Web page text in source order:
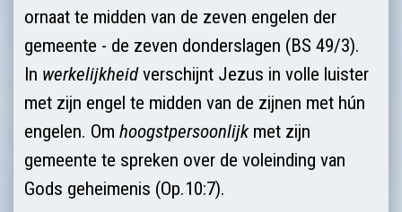
ornaat te midden van de zeven engelen der
gemeente - de zeven donderslagen (BS 49/3).
In werkelijkheidverschijnt Jezus in volle luister
met zijn engel te midden van de zijnen met hún
engelen. Om hoogstpersoonlijkmet zijn
gemeente te spreken over de voleinding van
Gods geheimenis (Op.10:7).